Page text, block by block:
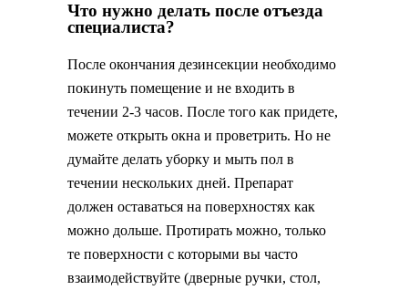
Что нужно делать после отъезда
специалиста?
После окончания дезинсекции необходимо
покинуть помещение и не входить в
течении 2-3 часов. После того как придете,
можете открыть окна и проветрить. Но не
думайте делать уборку и мыть пол в
течении нескольких дней. Препарат
должен оставаться на поверхностях как
можно дольше. Протирать можно, только
те поверхности с которыми вы часто
взаимодействуйте (дверные ручки, стол,